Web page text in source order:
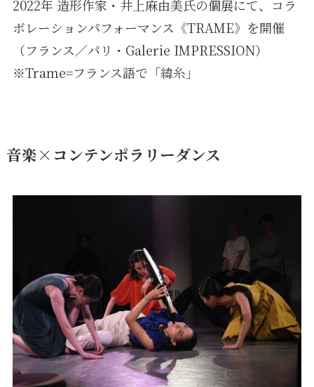
2022年 造形作家・井上麻由美氏の個展にて、コラ
ボレーションパフォーマンス《TRAME》を開催
（フランス／パリ・Galerie IMPRESSION）
※Trame=フランス語で「緯糸」
音楽×コンテンポラリーダンス